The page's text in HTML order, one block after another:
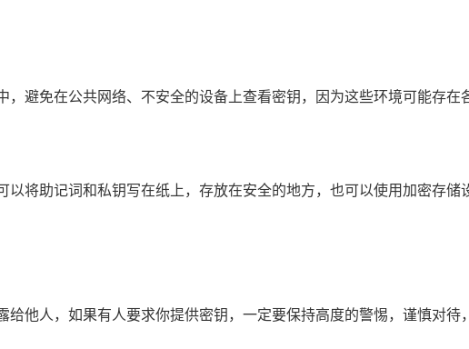
避免在公共网络、不安全的设备上查看密钥，因为这些环境可能存在
将助记词和私钥写在纸上，存放在安全的地方，也可以使用加密存
他人，如果有人要求你提供密钥，一定要保持高度的警惕，谨慎对待